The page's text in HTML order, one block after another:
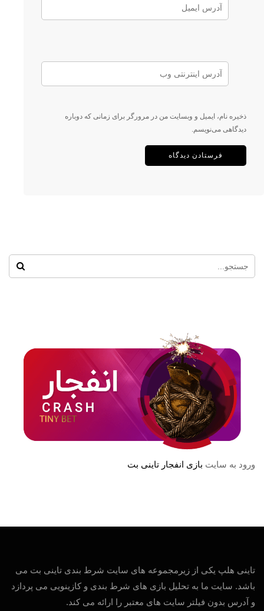
ذخیره نام، ایمیل و وبسایت من در مرورگر برای زمانی که دوباره
دیدگاهی می‌نویسم.
ورود به سایت بازی انفجار تاینی بت
تاینی هلپ یکی از زیرمجموعه های سایت شرط بندی تاینی بت می
باشد. سایت ما به تحلیل بازی های شرط بندی و کازینویی می پردازد
و آدرس بدون فیلتر سایت های معتبر را ارائه می کند.